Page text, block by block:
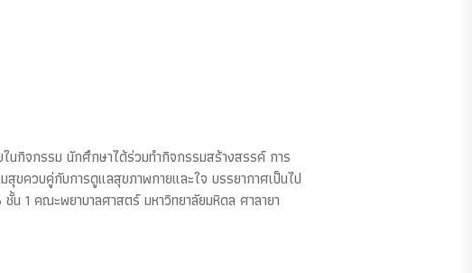
กิจกรรม นักศึกษาได้ร่วมทำกิจกรรมสร้างสรรค์ การ
ขควบคู่กับการดูแลสุขภาพกายและใจ บรรยากาศเป็นไป
1 คณะพยาบาลศาสตร์ มหาวิทยาลัยมหิดล ศาลายา